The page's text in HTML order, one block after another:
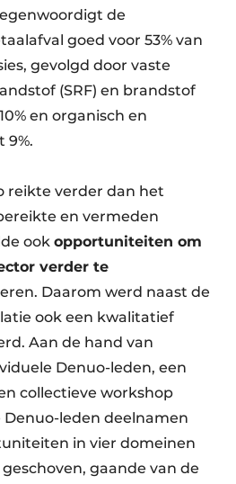
de
goed voor 53% van
gevolgd door vaste
(SRF) en brandstof
en organisch en
9%.
reikte verder dan het
en vermeden
ook opportuniteiten om
verder te
Daarom werd naast de
ook een kwalitatief
Aan de hand van
Denuo-leden, een
collectieve workshop
leden deelnamen
in vier domeinen
gaande van de